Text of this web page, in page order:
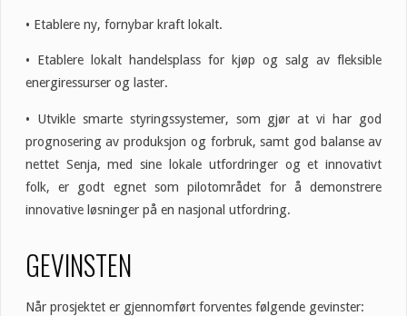
• Etablere ny, fornybar kraft lokalt.
• Etablere lokalt handelsplass for kjøp og salg av fleksible
energiressurser og laster.
• Utvikle smarte styringssystemer, som gjør at vi har god
prognosering av produksjon og forbruk, samt god balanse av
nettet Senja, med sine lokale utfordringer og et innovativt
folk, er godt egnet som pilotområdet for å demonstrere
innovative løsninger på en nasjonal utfordring.
GEVINSTEN
Når prosjektet er gjennomført forventes følgende gevinster: